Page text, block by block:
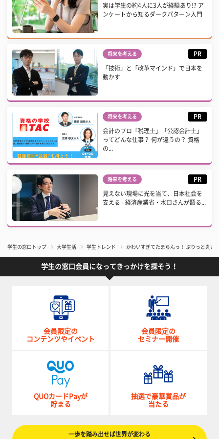
実は学生の約4人に3人が経験あり!? ア
ンケートから知るダークパターン入門
将来を考える PR
「技術」と「改革マインド」で日本を
動かす
将来を考える PR
会計のプロ「税理士」「公認会計士」
ってどんな仕事？ 何が違うの？ 資格
の...
将来を考える PR
見えない現場に光を当て、日本社会を
支える - 経済産業省・水口さんが語る...
学生の窓口トップ 大学生活 学生トレンド かわいすぎてたまらんっ！ ぷりっと丸
学生の窓口会員になってきっかけを探そう！
会員限定の
コンテンツやイベント
会員限定の
セミナー開催
QUOカードPayが
貯まる
抽選で豪華賞品が
当たる
一歩を踏み出せば世界が変わる